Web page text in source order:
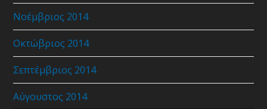
Νοέμβριος 2014
Οκτώβριος 2014
Σεπτέμβριος 2014
Αύγουστος 2014